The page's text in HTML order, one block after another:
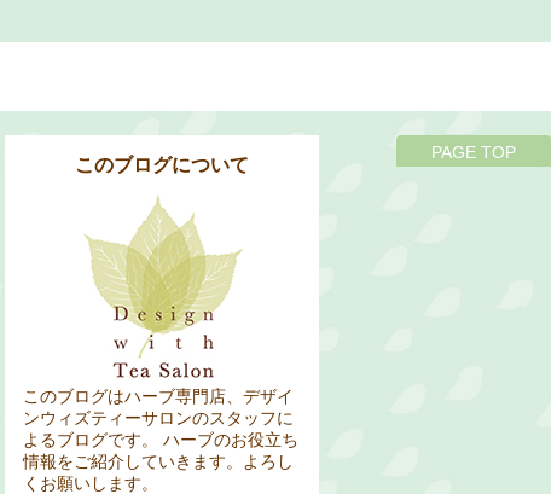
このブログについて
このブログはハーブ専門店、デザイ
ンウィズティーサロンのスタッフに
よるブログです。 ハーブのお役立ち
情報をご紹介していきます。よろし
くお願いします。
PAGE TOP